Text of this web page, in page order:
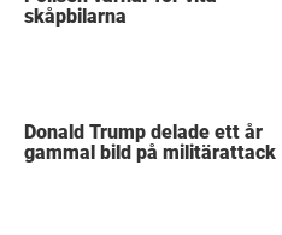
skåpbilarna
Donald Trump delade ett år
gammal bild på militärattack